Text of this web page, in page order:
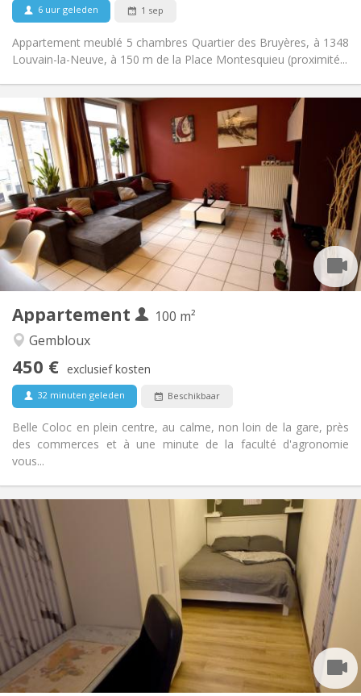
6 uur geleden 1 sep
Appartement meublé 5 chambres Quartier des Bruyères, à 1348
Louvain-la-Neuve, à 150 m de la Place Montesquieu (proximité...
Appartement
100 m²
Gembloux
450 € exclusief kosten
32 minuten geleden Beschikbaar
Belle Coloc en plein centre, au calme, non loin de la gare, près
des commerces et à une minute de la faculté d'agronomie
vous...
Praktische Informatie
450 €
Kosten:
150 €
Duur:
12 maanden, 11 maanden, 10 maanden, 5-6
maanden
Domiciliëring:
Met voorwaarden
Inrichting
Badkamer:
Gemeenschappelijk
Keuken:
Gemeenschappelijk
Oppervlakte:
100 m
Praktische Informatie
Huur:
450 €
Kosten:
150 €
Duur:
12 maanden, 11 maanden, 10 maanden, 5-6
maanden
Domiciliëring:
Met voorwaarden
Inrichting
Badkamer:
Gemeenschappelijk
Keuken:
Gemeenschappelijk
Oppervlakte:
100 m